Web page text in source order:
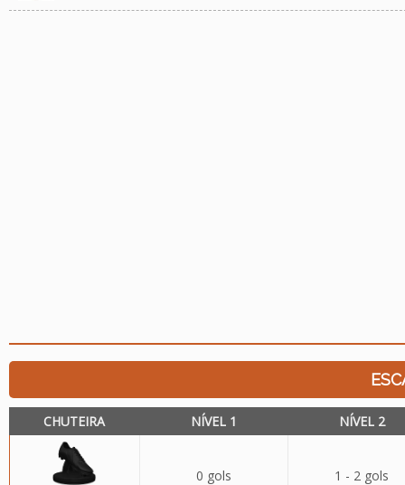
CHUTEIRA NÍVEL 1 NÍVEL 2
0 gols 1 - 2 gols